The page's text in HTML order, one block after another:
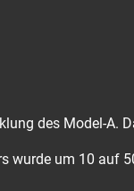
des Model-A.
wurde um 10 auf